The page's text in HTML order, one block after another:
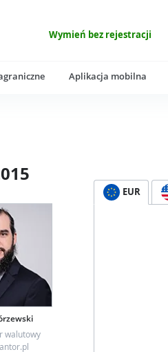
Wymień bez rejestracji
Aplikacja mobilna
walutowy
EUR